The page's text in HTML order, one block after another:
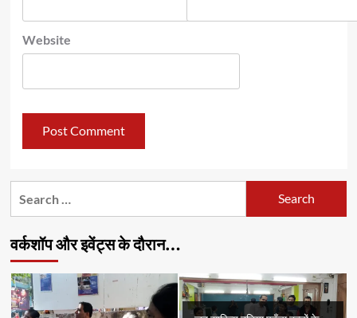
Website
वर्कशॉप और इवेंट्स के दौरान…